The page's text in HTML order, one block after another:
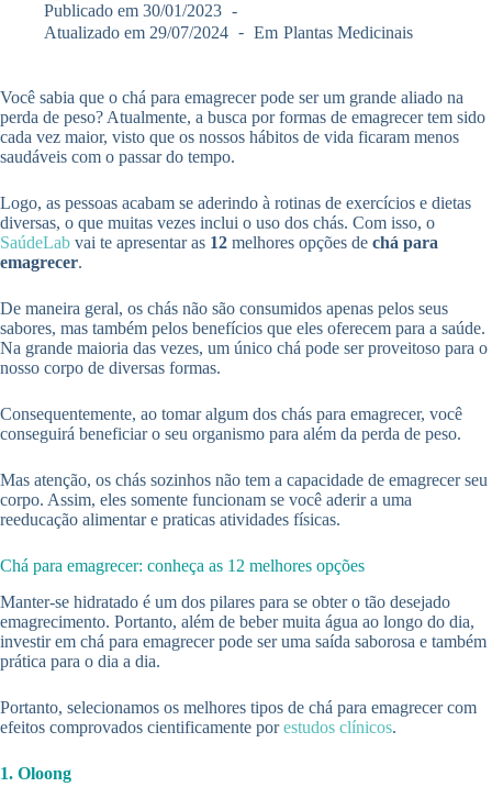
Publicado em 30/01/2023
Atualizado em 29/07/2024 Em Plantas Medicinais
Você sabia que o chá para emagrecer pode ser um grande aliado na
perda de peso? Atualmente, a busca por formas de emagrecer tem sido
cada vez maior, visto que os nossos hábitos de vida ficaram menos
saudáveis com o passar do tempo.
Logo, as pessoas acabam se aderindo à rotinas de exercícios e dietas
diversas, o que muitas vezes inclui o uso dos chás. Com isso, o
SaúdeLab vai te apresentar as 12 melhores opções de chá para
emagrecer.
De maneira geral, os chás não são consumidos apenas pelos seus
sabores, mas também pelos benefícios que eles oferecem para a saúde.
Na grande maioria das vezes, um único chá pode ser proveitoso para o
nosso corpo de diversas formas.
Consequentemente, ao tomar algum dos chás para emagrecer, você
conseguirá beneficiar o seu organismo para além da perda de peso.
Mas atenção, os chás sozinhos não tem a capacidade de emagrecer seu
corpo. Assim, eles somente funcionam se você aderir a uma
reeducação alimentar e praticas atividades físicas.
Chá para emagrecer: conheça as 12 melhores opções
Manter-se hidratado é um dos pilares para se obter o tão desejado
emagrecimento. Portanto, além de beber muita água ao longo do dia,
investir em chá para emagrecer pode ser uma saída saborosa e também
prática para o dia a dia.
Portanto, selecionamos os melhores tipos de chá para emagrecer com
efeitos comprovados cientificamente porestudos clínicos.
1. Oloong